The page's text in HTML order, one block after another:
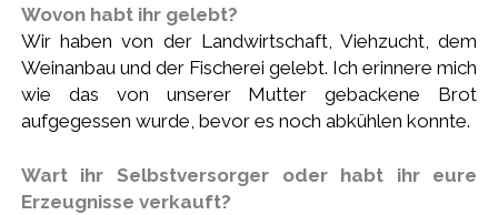
Wovon habt ihr gelebt?
Wir haben von der Landwirtschaft, Viehzucht, dem
Weinanbau und der Fischerei gelebt. Ich erinnere mich
wie das von unserer Mutter gebackene Brot
aufgegessen wurde, bevor es noch abkühlen konnte.
Wart ihr Selbstversorger oder habt ihr eure
Erzeugnisse verkauft?